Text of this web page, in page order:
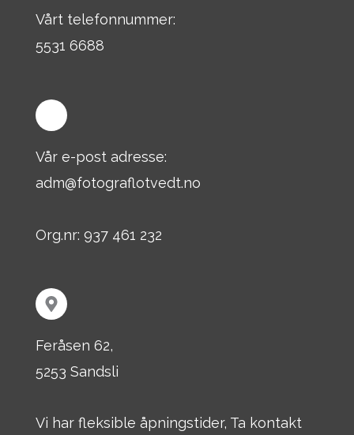
Vårt telefonnummer:
5531 6688
Vår e-post adresse:
adm@fotograflotvedt.no
Org.nr: 937 461 232
Feråsen 62,
5253 Sandsli
Vi har fleksible åpningstider, Ta kontakt